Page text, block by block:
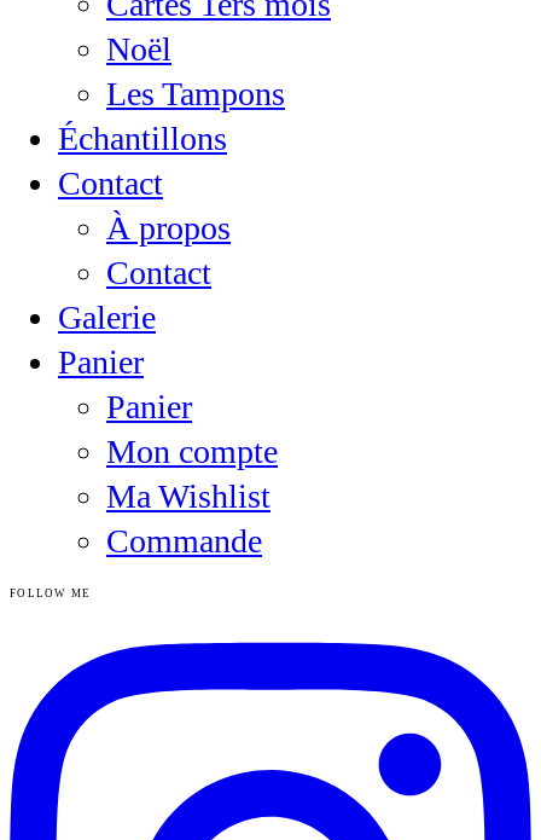
Noël
Les Tampons
Échantillons
Contact
À propos
Contact
Galerie
Panier
Panier
Mon compte
Ma Wishlist
Commande
FOLLOW ME